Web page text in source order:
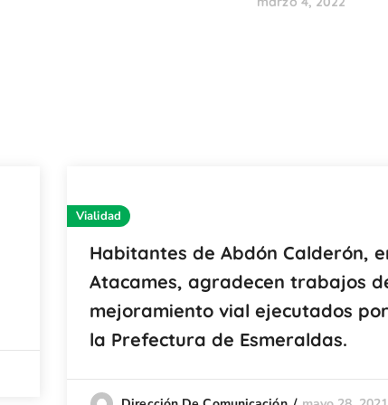
Vialidad
Habitantes de Abdón Calderón,
Atacames, agradecen trabajos
mejoramiento vial ejecutados por
la Prefectura de Esmeraldas.